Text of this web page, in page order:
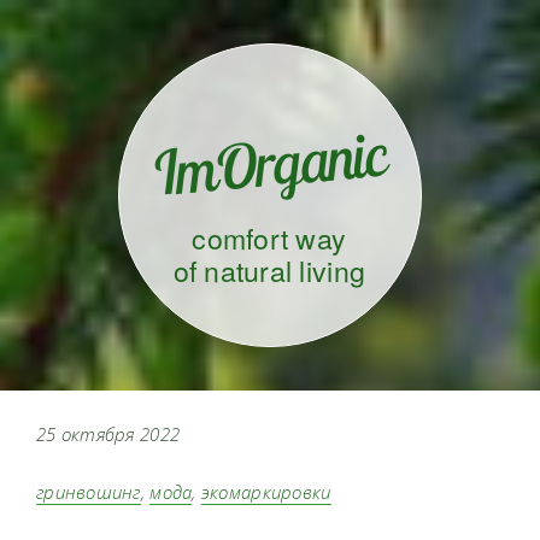
ImOrganic
comfort way
of natural living
25 октября 2022
гринвошинг, мода, экомаркировки